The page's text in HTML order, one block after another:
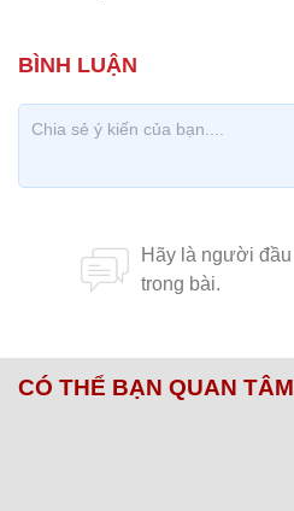
CÓ THỂ BẠN QUAN TÂM